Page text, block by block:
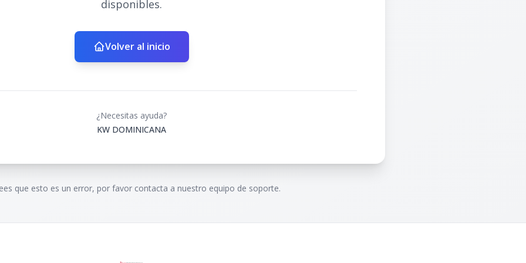
disponibles.
Volver al inicio
¿Necesitas ayuda?
KW DOMINICANA
que esto es un error, por favor contacta a nuestro equipo de soporte.